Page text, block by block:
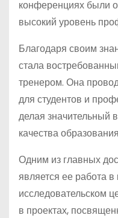
конференциях были
высокий уровень
Благодаря своим
стала
тренером. Она
для студентов и
делая значительный
качества
Одним из главных
является ее работа в
исследовательском
в проектах,